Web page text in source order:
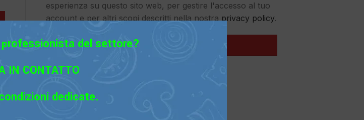
del settore?
IN CONTATTO
dedicate.
esperienza su questo sito web, per gestire l'accesso al tuo
account e per altri scopi descritti nella nostraprivacy policy.